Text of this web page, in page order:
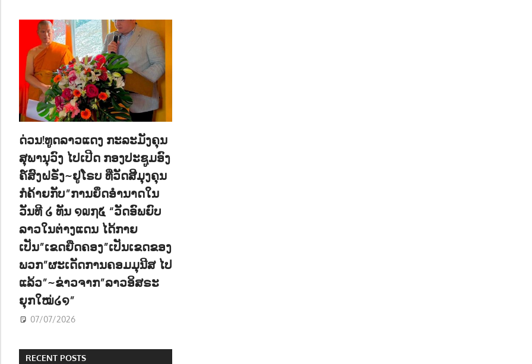
ດ່ວນ!ທູດລາວແດງ ກະລະມັງຄຸນ
ສຸພານຸວົງ ໄປເປີດ ກອງປະຊູມອົງ
ຄ໌ສົງຝຣັ່ງ~ຢູໂຣບ ທີ່ວັດສີມຸງຄຸນ
ກໍຄ້າຍກັບ”ການຍຶດອຳນາດໃນ
ວັນທີ ໒ ທັນ ໑໙໗໕ “ວັດອົພຍົບ
ລາວໃນຕ່າງແດນ ໄດ້ກາຍ
ເປັນ”ເຂດຍືດຄອງ”ເປັນເຂດຂອງ
ພວກ”ຜະເດັດການຄອມມຸນີສ ໄປ
ແລ້ວ”~ຂ່າວຈາກ”ລາວອິສຣະ
ຍຸກໃໝ່໒໑”
07/07/2026
RECENT POSTS